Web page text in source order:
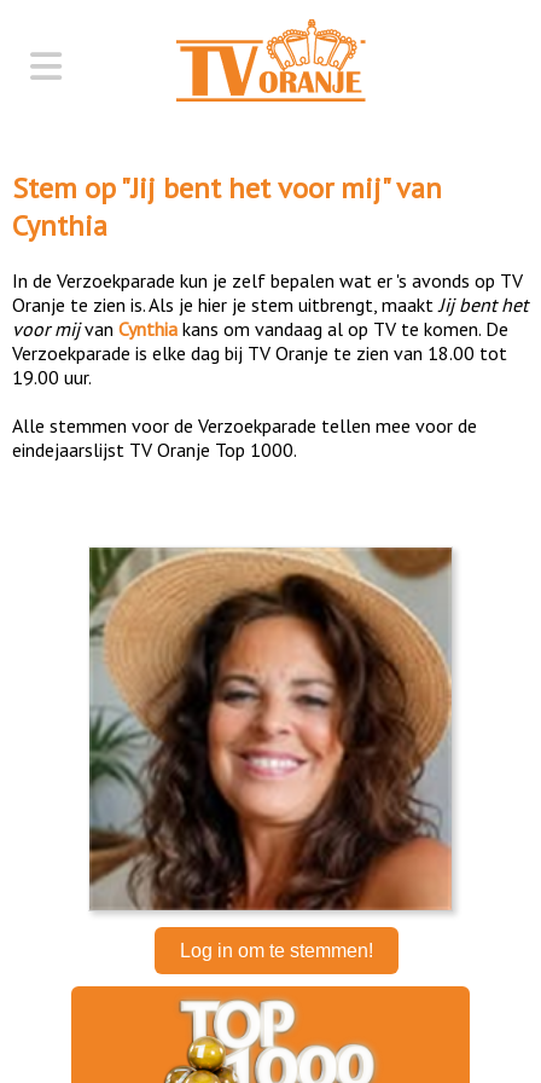
Stem op "Jij bent het voor mij" van
Cynthia
In de Verzoekparade kun je zelf bepalen wat er 's avonds op TV
Oranje te zien is. Als je hier je stem uitbrengt, maakt Jij bent het
voor mijvan Cynthia kans om vandaag al op TV te komen. De
Verzoekparade is elke dag bij TV Oranje te zien van 18.00 tot
19.00 uur.
Alle stemmen voor de Verzoekparade tellen mee voor de
eindejaarslijst TV Oranje Top 1000.
Log in om te stemmen!